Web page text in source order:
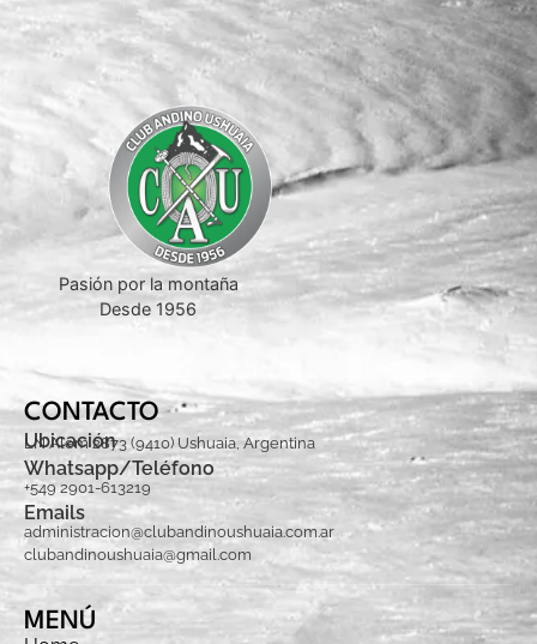
Pasión por la montaña
Desde 1956
CONTACTO
Ubicación
LN Alem 2873 (9410) Ushuaia, Argentina
Whatsapp/Teléfono
+549 2901-613219
Emails
administracion@clubandinoushuaia.com.ar
clubandinoushuaia@gmail.com
MENÚ